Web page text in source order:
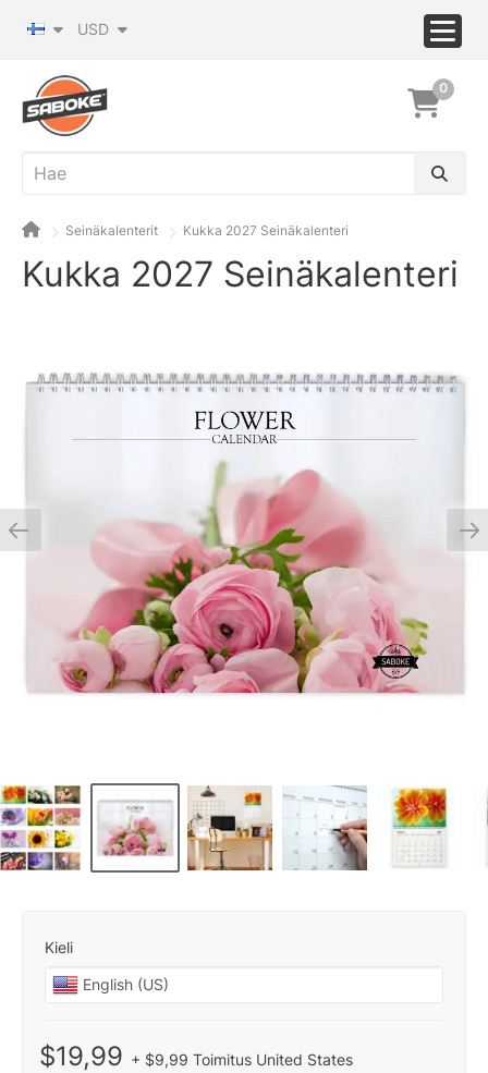
USD
0
Seinäkalenterit Kukka 2027 Seinäkalenteri
Kukka 2027 Seinäkalenteri
Kieli
$19,99 + $9,99 Toimitus United States